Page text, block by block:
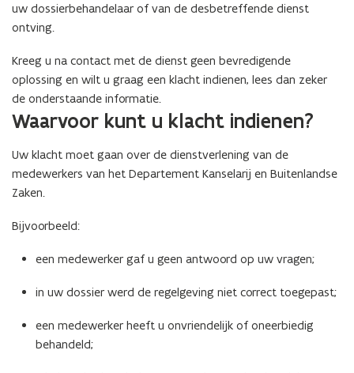
uw dossierbehandelaar of van de desbetreffende dienst
ontving.
Kreeg u na contact met de dienst geen bevredigende
oplossing en wilt u graag een klacht indienen, lees dan zeker
de onderstaande informatie.
Waarvoor kunt u klacht indienen?
Uw klacht moet gaan over de dienstverlening van de
medewerkers van het Departement Kanselarij en Buitenlandse
Zaken.
Bijvoorbeeld:
een medewerker gaf u geen antwoord op uw vragen;
in uw dossier werd de regelgeving niet correct toegepast;
een medewerker heeft u onvriendelijk of oneerbiedig
behandeld;